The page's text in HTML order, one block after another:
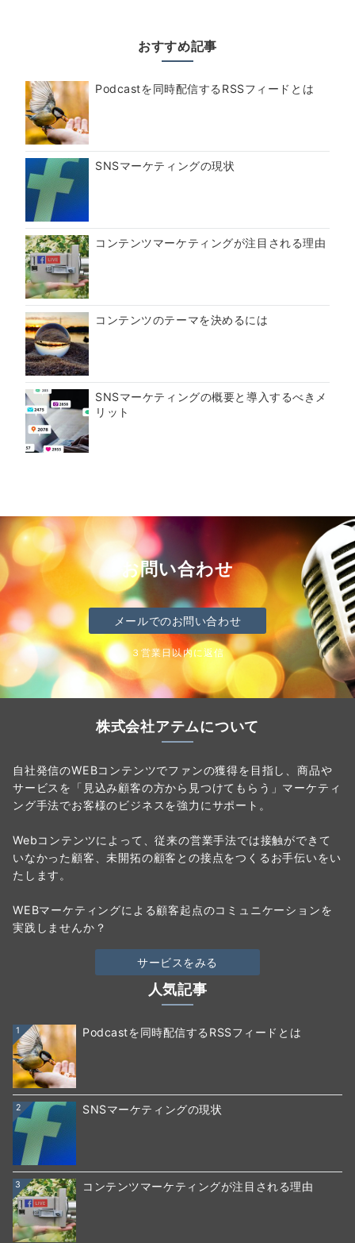
おすすめ記事
Podcastを同時配信するRSSフィードとは
SNSマーケティングの現状
コンテンツマーケティングが注目される理由
コンテンツのテーマを決めるには
SNSマーケティングの概要と導入するべきメ
リット
お問い合わせ
メールでのお問い合わせ
３営業日以内に返信
株式会社アテムについて
自社発信のWEBコンテンツでファンの獲得を目指し、商品や
サービスを「見込み顧客の方から見つけてもらう」マーケティ
ング手法でお客様のビジネスを強力にサポート。
Webコンテンツによって、従来の営業手法では接触ができて
いなかった顧客、未開拓の顧客との接点をつくるお手伝いをい
たします。
WEBマーケティングによる顧客起点のコミュニケーションを
実践しませんか？
サービスをみる
人気記事
1 Podcastを同時配信するRSSフィードとは
2 SNSマーケティングの現状
3 コンテンツマーケティングが注目される理由